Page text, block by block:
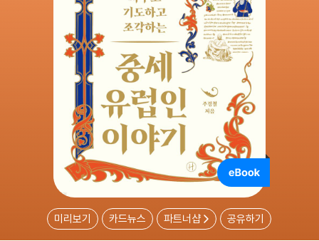
미리보기 카드뉴스 파트너샵 공유하기